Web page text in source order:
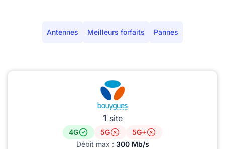
Antennes Meilleurs forfaits Pannes
1 site
4G 5G
5G+
Débit max : 300 Mb/s